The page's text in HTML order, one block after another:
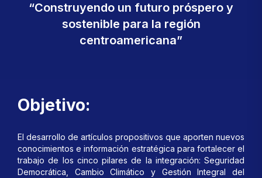
“Construyendo un futuro próspero y
sostenible para la región
centroamericana”
Objetivo:
El desarrollo de artículos propositivos que aporten nuevos
conocimientos e información estratégica para fortalecer el
trabajo de los cinco pilares de la integración: Seguridad
Democrática, Cambio Climático y Gestión Integral del